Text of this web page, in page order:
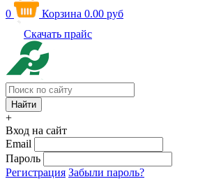
0 Корзина 0.00 руб
Скачать прайс
+
Вход на сайт
Email
Пароль
Регистрация Забыли пароль?